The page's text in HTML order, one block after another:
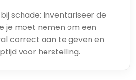
schade: Inventariseer de
je moet nemen om een
correct aan te geven en
voor herstelling.